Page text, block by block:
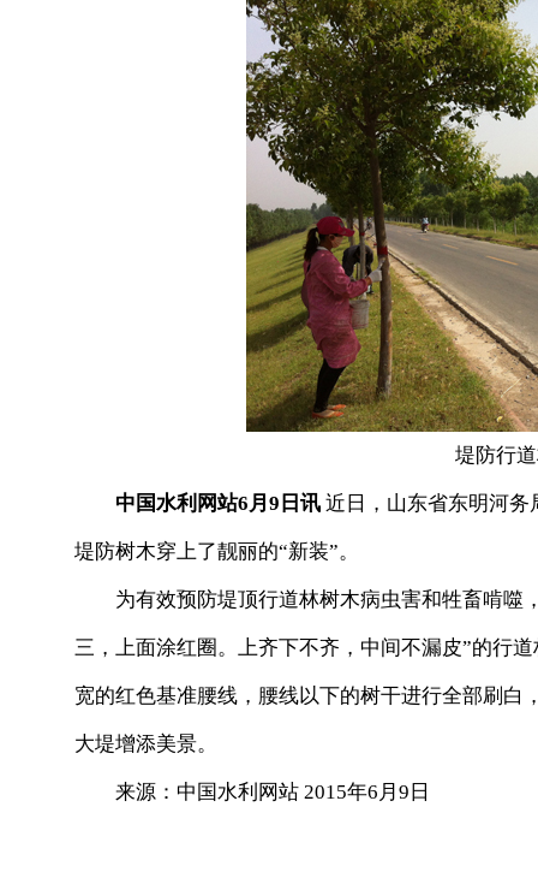
堤防行
中国水利网站6月9日讯 近日，山东省东明河
堤防树木穿上了靓丽的“新装”。
为有效预防堤顶行道林树木病虫害和牲畜啃噬
三，上面涂红圈。上齐下不齐，中间不漏皮”的行
宽的红色基准腰线，腰线以下的树干进行全部刷白
大堤增添美景。
来源：中国水利网站 2015年6月9日